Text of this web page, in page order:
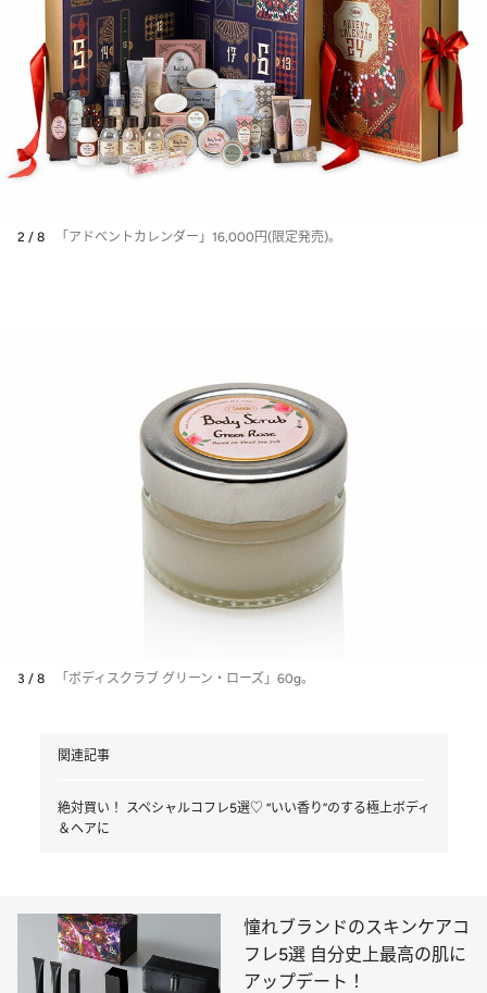
2 / 8 「アドベントカレンダー」16,000円(限定発売)。
3 / 8 「ボディスクラブ グリーン・ローズ」60g。
関連記事
絶対買い！ スペシャルコフレ5選♡ “いい香り”のする極上ボディ
＆ヘアに
憧れブランドのスキンケアコ
フレ5選 自分史上最高の肌に
アップデート！